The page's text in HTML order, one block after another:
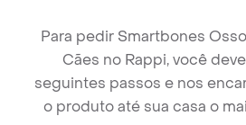
Para pedir Smartbones
Cães no Rappi, você
seguintes passos e nos
o produto até sua casa o